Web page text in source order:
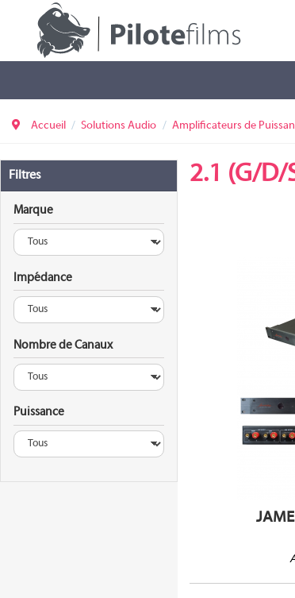
Accueil Solutions Audio Amplificateurs de
2.1 (G/D/
G-D/
G-D/
G-D/
Filtres
Marque
Impédance
Nombre de Canaux
Puissance